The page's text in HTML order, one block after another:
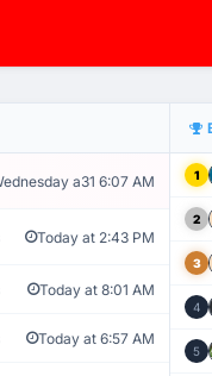
GIÁM SÁT TỰ
a31 6:07 AM
Today at 2:43 PM
Today at 8:01 AM
Today at 6:57 AM
1
2
3
4
5